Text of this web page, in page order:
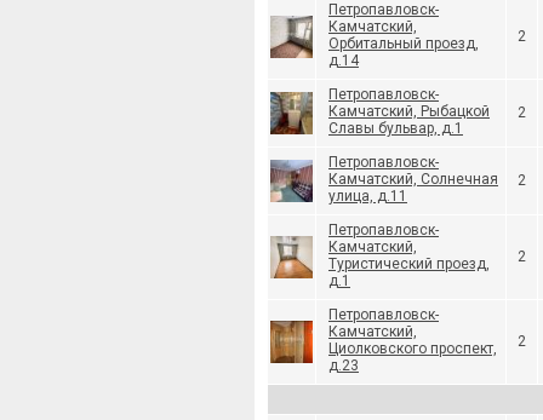
Петропавловск-
Камчатский,
Орбитальный проезд,
д.14
2
Петропавловск-
Камчатский, Рыбацкой
Славы бульвар, д.1
2
Петропавловск-
Камчатский, Солнечная
улица, д.11
2
Петропавловск-
Камчатский,
Туристический проезд,
д.1
2
Петропавловск-
Камчатский,
Циолковского проспект,
д.23
2